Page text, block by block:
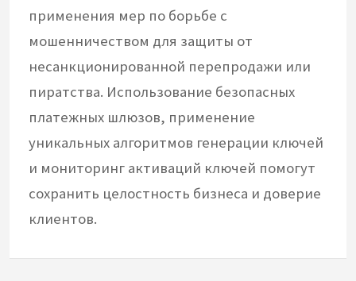
применения мер по борьбе с
мошенничеством для защиты от
несанкционированной перепродажи или
пиратства. Использование безопасных
платежных шлюзов, применение
уникальных алгоритмов генерации ключей
и мониторинг активаций ключей помогут
сохранить целостность бизнеса и доверие
клиентов.